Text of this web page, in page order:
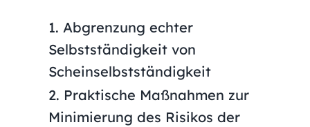
Abgrenzung echter
Selbstständigkeit von
Scheinselbstständigkeit
Praktische Maßnahmen zur
Minimierung des Risikos der